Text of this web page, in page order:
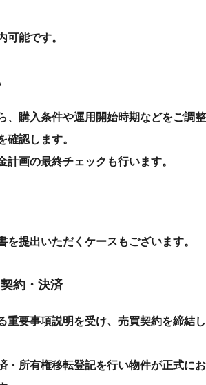
能です。
、購入条件や運用開始時期などをご調整
確認します。
計画の最終チェックも行います。
を提出いただくケースもございます。
約・決済
重要事項説明を受け、売買契約を締結し
・所有権移転登記を行い物件が正式にお